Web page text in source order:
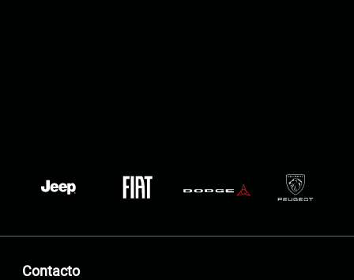
Contacto